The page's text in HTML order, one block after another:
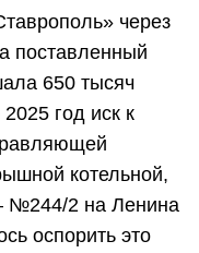
через
поставленный
650 тысяч
год иск к
котельной,
№244/2 на Ленина
оспорить это